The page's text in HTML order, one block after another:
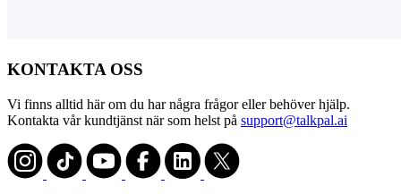
KONTAKTA OSS
Vi finns alltid här om du har några frågor eller behöver hjälp.
Kontakta vår kundtjänst när som helst på support@talkpal.ai